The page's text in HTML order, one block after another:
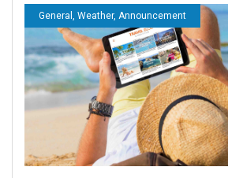
General, Weather, Announcement